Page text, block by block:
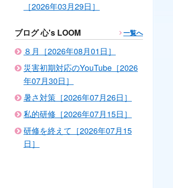
［2026年03月29日］
ブログ 心's LOOM 一覧へ
８月［2026年08月01日］
災害初期対応のYouTube［2026
年07月30日］
暑さ対策［2026年07月26日］
私的研修［2026年07月15日］
研修を終えて［2026年07月15
日］